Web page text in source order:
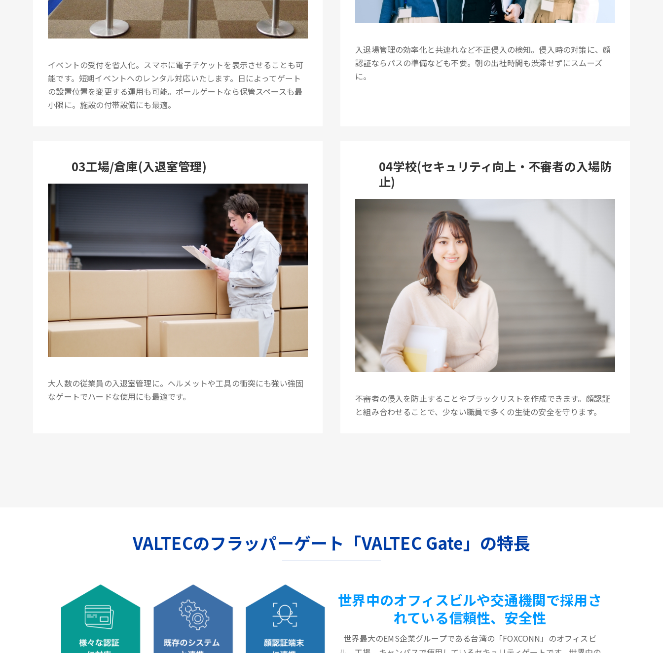
イベントの受付を省人化。スマホに電子チケットを表示させることも可
能です。短期イベントへのレンタル対応いたします。日によってゲート
の設置位置を変更する運用も可能。ポールゲートなら保管スペースも最
小限に。施設の付帯設備にも最適。
入退場管理の効率化と共連れなど不正侵入の検知。侵入時の対策に、顔
認証ならパスの準備なども不要。朝の出社時間も渋滞せずにスムーズ
に。
03工場/倉庫(入退室管理)
大人数の従業員の入退室管理に。ヘルメットや工具の衝突にも強い強固
なゲートでハードな使用にも最適です。
04学校(セキュリティ向上・不審者の入場防
止)
不審者の侵入を防止することやブラックリストを作成できます。顔認証
と組み合わせることで、少ない職員で多くの生徒の安全を守ります。
VALTECのフラッパーゲート「VALTEC Gate」の特長
世界中のオフィスビルや交通機関で採用さ
れている信頼性、安全性
世界最大のEMS企業グループである台湾の「FOXCONN」のオフィスビ